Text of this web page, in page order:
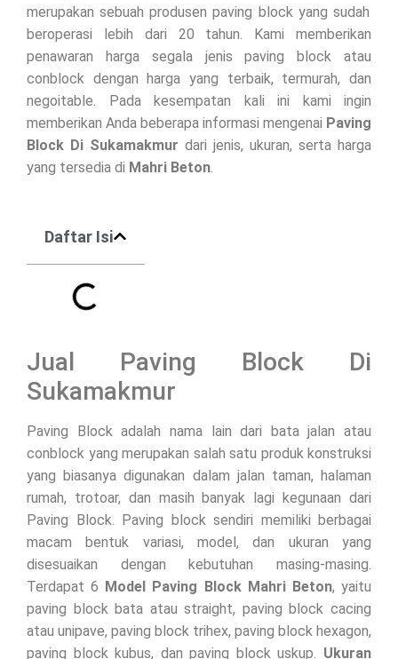
merupakan sebuah produsen paving block yang sudah
beroperasi lebih dari 20 tahun. Kami memberikan
penawaran harga segala jenis paving block atau
conblock dengan harga yang terbaik, termurah, dan
negoitable. Pada kesempatan kali ini kami ingin
memberikan Anda beberapa informasi mengenai Paving
Block Di Sukamakmur dari jenis, ukuran, serta harga
yang tersedia di Mahri Beton.
Daftar Isi
Jual Paving Block Di
Sukamakmur
Paving Block adalah nama lain dari bata jalan atau
conblock yang merupakan salah satu produk konstruksi
yang biasanya digunakan dalam jalan taman, halaman
rumah, trotoar, dan masih banyak lagi kegunaan dari
Paving Block. Paving block sendiri memiliki berbagai
macam bentuk variasi, model, dan ukuran yang
disesuaikan dengan kebutuhan masing-masing.
Terdapat 6 Model Paving Block Mahri Beton, yaitu
paving block bata atau straight, paving block cacing
atau unipave, paving block trihex, paving block hexagon,
paving block kubus, dan paving block uskup. Ukuran